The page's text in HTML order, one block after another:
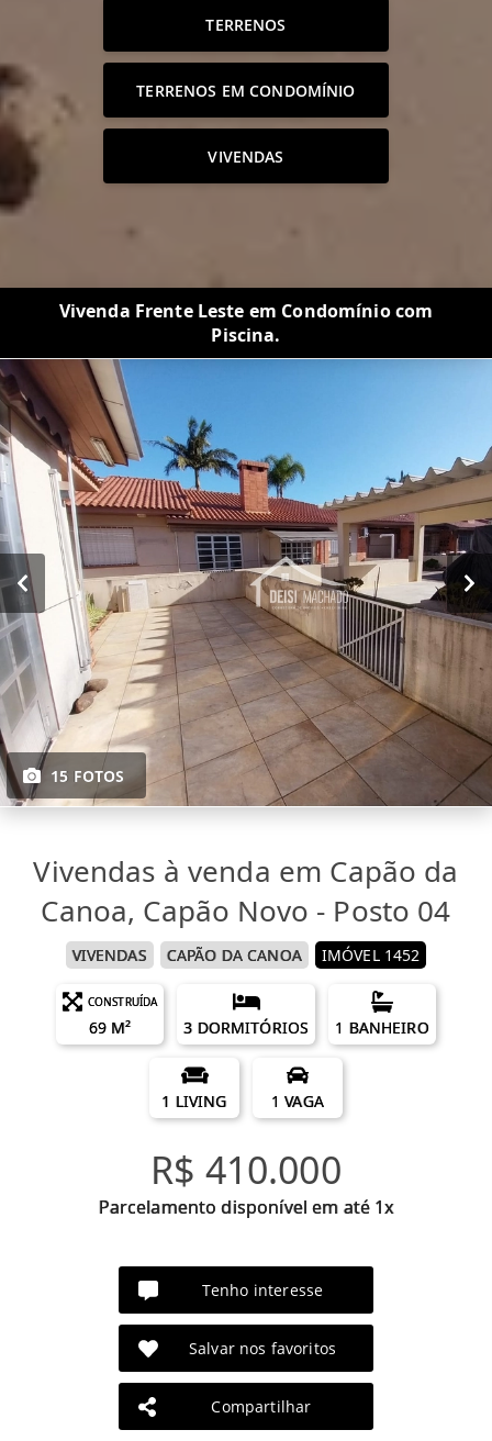
TERRENOS
TERRENOS EM CONDOMÍNIO
VIVENDAS
Vivenda Frente Leste em Condomínio com
Piscina.
15 FOTOS
Vivendas à venda em Capão da
Canoa, Capão Novo - Posto 04
VIVENDAS CAPÃO DA CANOA IMÓVEL 1452
CONSTRUÍDA
69 M² 3 DORMITÓRIOS 1 BANHEIRO
1 LIVING 1 VAGA
R$ 410.000
Parcelamento disponível em até 1x
Tenho interesse
Salvar nos favoritos
Compartilhar